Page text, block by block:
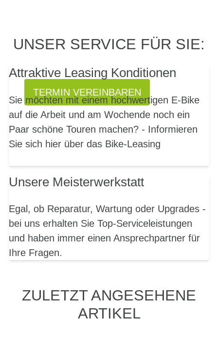
PROBEFAHRT? JA,
TERMIN VEREINBAREN
UNSER SERVICE FÜR SIE:
Attraktive Leasing Konditionen
Sie möchten mit einem hochwertigen E-Bike
auf die Arbeit und am Wochende noch ein
Paar schöne Touren machen? - Informieren
Sie sich hier über das Bike-Leasing
Unsere Meisterwerkstatt
Egal, ob Reparatur, Wartung oder Upgrades -
bei uns erhalten Sie Top-Serviceleistungen
und haben immer einen Ansprechpartner für
Ihre Fragen.
ZULETZT ANGESEHENE
ARTIKEL